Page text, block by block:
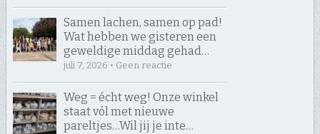
Samen lachen, samen op pad! ​
Wat hebben we gisteren een
geweldige middag gehad…
juli 7, 2026 • Geen reactie
Weg = écht weg! Onze winkel
staat vól met nieuwe
pareltjes… ​Wil jij je inte…